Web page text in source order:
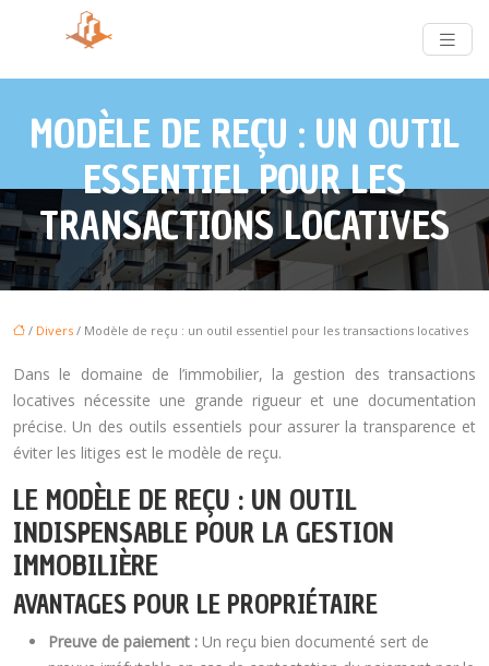
MODÈLE DE REÇU : UN OUTIL
ESSENTIEL POUR LES
TRANSACTIONS LOCATIVES
/ Divers / Modèle de reçu : un outil essentiel pour les transactions locatives
Dans le domaine de l’immobilier, la gestion des transactions
locatives nécessite une grande rigueur et une documentation
précise. Un des outils essentiels pour assurer la transparence et
éviter les litiges est le modèle de reçu.
LE MODÈLE DE REÇU : UN OUTIL
INDISPENSABLE POUR LA GESTION
IMMOBILIÈRE
AVANTAGES POUR LE PROPRIÉTAIRE
Preuve de paiement : Un reçu bien documenté sert de